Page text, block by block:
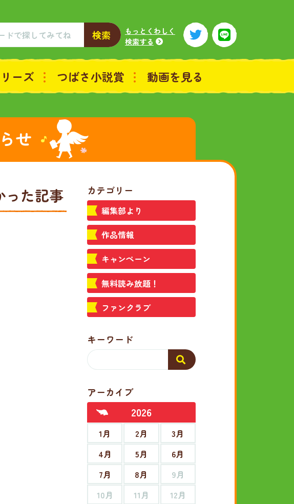
検索
もっとくわしく
検索する
ーズ つばさ小説賞 動画を見る
せ
った記事 カテゴリー
編集部より
作品情報
キャンペーン
無料読み放題！
ファンクラブ
キーワード
アーカイブ
2026
1月 2月
3月
4月
5月
6月
7月
8月
9月
10月
11月 12月